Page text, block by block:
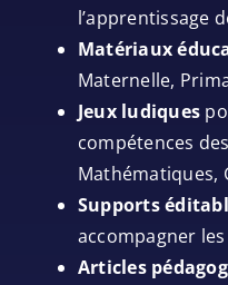
l’apprentissage
Matériaux
Maternelle,
Jeux ludiques
compétences
Mathématiques,
Supports
accompagner
Articles